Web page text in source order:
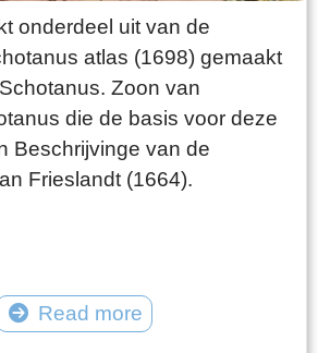
onderdeel uit van de
atlas (1698) gemaakt
Zoon van
die de basis voor deze
Beschrijvinge van de
Frieslandt (1664).
Read more